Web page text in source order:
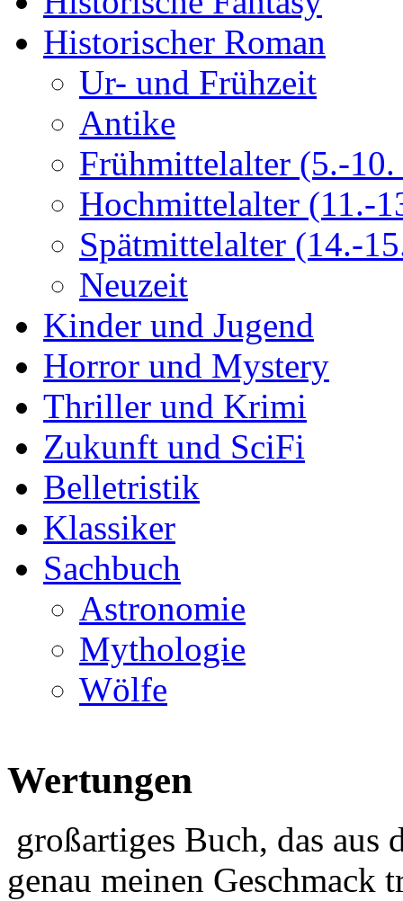
Historischer Roman
Ur- und Frühzeit
Antike
Frühmittelalter (5.-10.
Hochmittelalter (11.-
Spätmittelalter (14.-
Neuzeit
Kinder und Jugend
Horror und Mystery
Thriller und Krimi
Zukunft und SciFi
Belletristik
Klassiker
Sachbuch
Astronomie
Mythologie
Wölfe
Wertungen
großartiges Buch, das aus
genau meinen Geschmack